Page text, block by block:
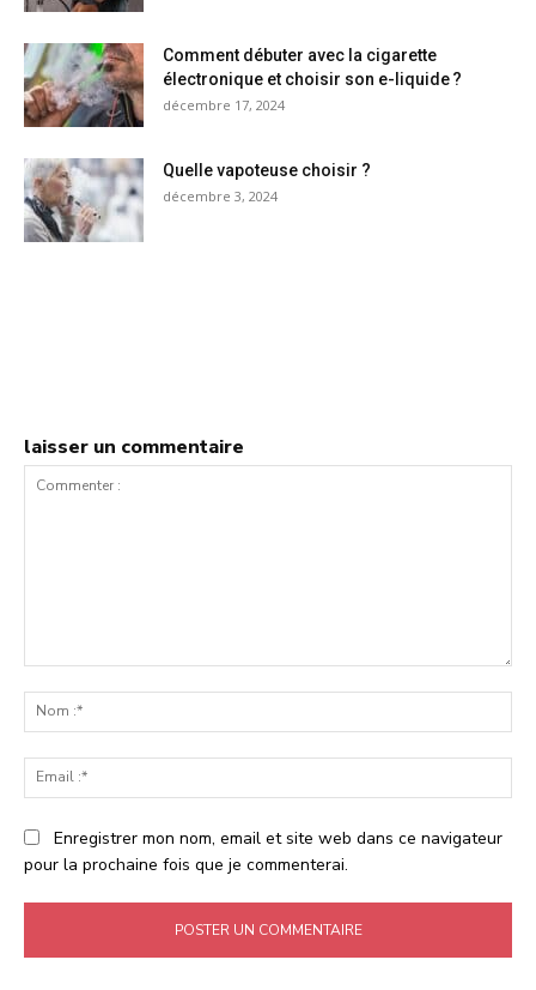
Comment débuter avec la cigarette
électronique et choisir son e-liquide ?
décembre 17, 2024
Quelle vapoteuse choisir ?
décembre 3, 2024
laisser un commentaire
:*
:*
Enregistrer mon nom, email et site web dans ce navigateur
pour la prochaine fois que je commenterai.